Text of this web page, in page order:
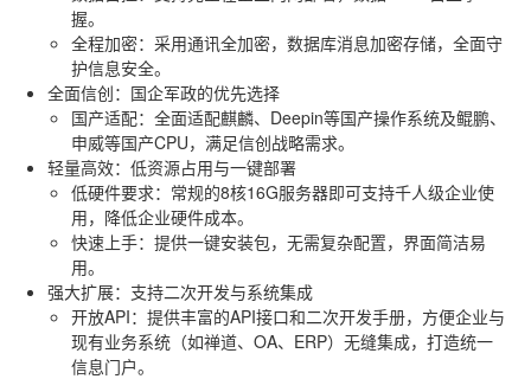
握。
全程加密：采用通讯全加密，数据库消息加密存储，全面守
护信息安全。
全面信创：国企军政的优先选择
国产适配：全面适配麒麟、Deepin等国产操作系统及鲲鹏、
申威等国产CPU，满足信创战略需求。
轻量高效：低资源占用与一键部署
低硬件要求：常规的8核16G服务器即可支持千人级企业使
用，降低企业硬件成本。
快速上手：提供一键安装包，无需复杂配置，界面简洁易
用。
强大扩展：支持二次开发与系统集成
开放API：提供丰富的API接口和二次开发手册，方便企业与
现有业务系统（如禅道、OA、ERP）无缝集成，打造统一
信息门户。